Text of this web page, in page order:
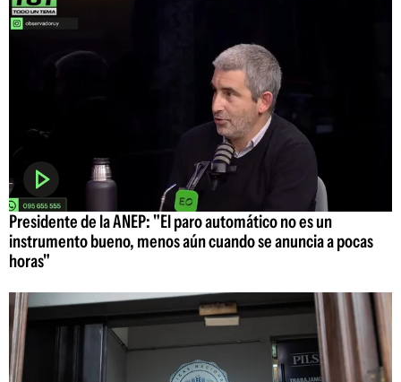
Presidente de la ANEP: "El paro automático no es un
instrumento bueno, menos aún cuando se anuncia a pocas
horas"